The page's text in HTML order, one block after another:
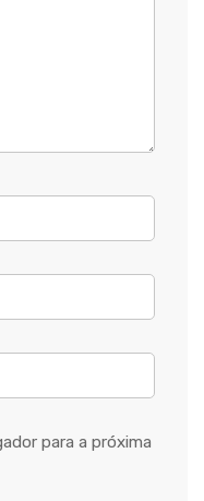
para a próxima